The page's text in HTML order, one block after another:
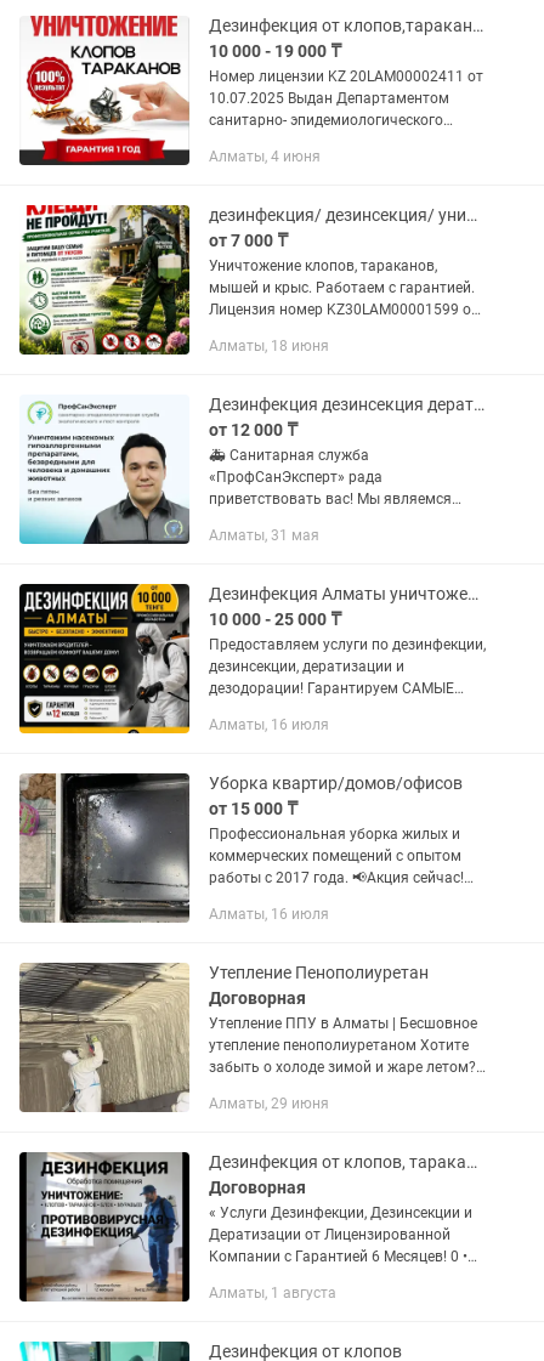
Работаем с...
Дезинфекция от клопов,тараканов,муравьев.
10 000 - 19 000 ₸
Номер лицензии KZ 20LAM00002411 от
10.07.2025 Выдан Департаментом
санитарно- эпидемиологического
эпидемиологического контроля
Алматы, 4 июня
дезинфекция/ дезинсекция/ уничтожение клопов, тараканов, блох, муравьев
от 7 000 ₸
Уничтожение клопов, тараканов,
мышей и крыс. Работаем с гарантией.
Лицензия номер KZ30LAM00001599 от
Департамент Сан-Эпид контроля
Работаем с...
Алматы, 18 июня
Дезинфекция дезинсекция дератизация дезодорация фумигация.
от 12 000 ₸
🚑 Санитарная служба
«ПрофСанЭксперт» рада
приветствовать вас! Мы являемся
лицензированной дез службой
Казахстана. Оказываем услуги строго...
Алматы, 31 мая
Дезинфекция Алматы уничтожения насекомых скидка
10 000 - 25 000 ₸
Предоставляем услуги по дезинфекции,
дезинсекции, дератизации и
дезодорации! Гарантируем САМЫЕ
МЫ РАБОТАЕМ НА РЕЗУЛЬТАТ! Строго
для...
Алматы, 16 июля
Уборка квартир/домов/офисов
от 15 000 ₸
Профессиональная уборка жилых и
коммерческих помещений с опытом
работы с 2017 года. 📢Акция сейчас!
помещения в подарок 🎁 ( убирает
Алматы, 16 июля
Утепление Пенополиуретан
Договорная
Утепление ППУ в Алматы | Бесшовное
утепление пенополиуретаном Хотите
забыть о холоде зимой и жаре летом?
пенополиуретаном (ППУ) — это самый
Алматы, 29 июня
Дезинфекция от клопов, тараканов, блох. Гарантия! Договор! Результат 100%
Договорная
« Услуги Дезинфекции, Дезинсекции и
Дератизации от Лицензированной
Компании с Гарантией 6 Месяцев! 0 •
муравьев, блох, комаров и других
Алматы, 1 августа
Дезинфекция от клопов